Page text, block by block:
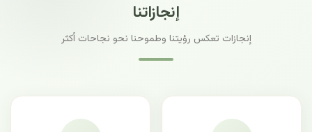
إنجازاتنا
إنجازات تعكس رؤيتنا وطموحنا نحو نجاحات أكثر